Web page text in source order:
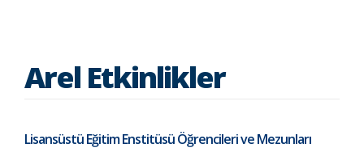
Arel Etkinlikler
Lisansüstü Eğitim Enstitüsü Öğrencileri ve Mezunları